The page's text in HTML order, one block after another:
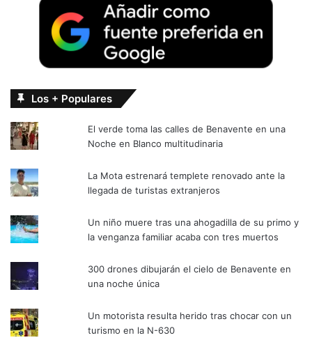
Los + Populares
El verde toma las calles de Benavente en una
Noche en Blanco multitudinaria
La Mota estrenará templete renovado ante la
llegada de turistas extranjeros
Un niño muere tras una ahogadilla de su primo y
la venganza familiar acaba con tres muertos
300 drones dibujarán el cielo de Benavente en
una noche única
Un motorista resulta herido tras chocar con un
turismo en la N-630